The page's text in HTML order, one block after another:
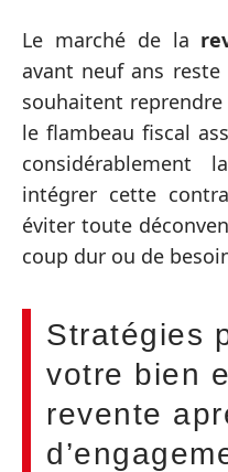
Le marché de la
avant neuf ans reste
souhaitent
le flambeau fiscal
considérablement
intégrer cette
éviter toute
coup dur ou de
Stratégies
votre bien
revente